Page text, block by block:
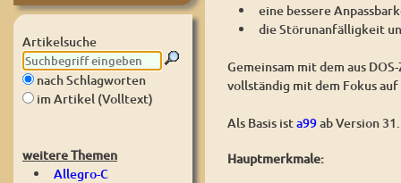
Artikelsuche
nach Schlagworten
im Artikel (Volltext)
weitere Themen
Allegro-C
eine bessere
die Störunanfälligkeit
Gemeinsam mit dem aus
vollständig mit dem Fokus
Als Basis ista99ab Version
Hauptmerkmale: